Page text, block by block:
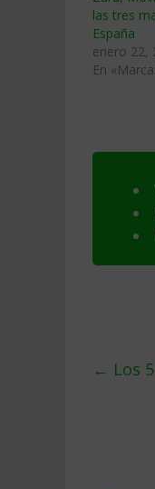
las tres
España
enero 22,
En
← Los